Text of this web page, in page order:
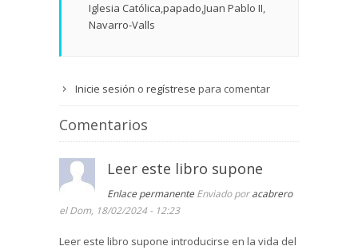
Iglesia Católica papado Juan Pablo II
Navarro-Valls
Inicie sesión o regístrese para comentar
Comentarios
Leer este libro supone
Enlace permanente Enviado poracabrero
el Dom, 18/02/2024 - 12:23
Leer este libro supone introducirse en la vida del